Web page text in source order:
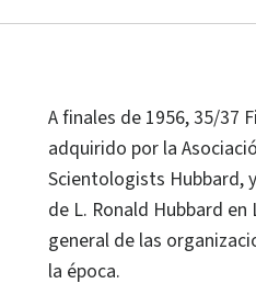
A finales de 1956, 35/37
adquirido por la
Scientologists Hubbard,
de L. Ronald Hubbard
general de las
la época.